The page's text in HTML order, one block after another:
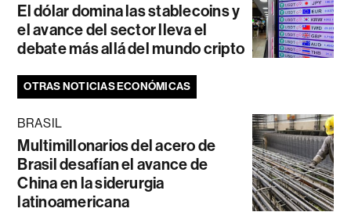
El dólar domina las stablecoins y
el avance del sector lleva el
debate más allá del mundo cripto
OTRAS NOTICIAS ECONÓMICAS
BRASIL
Multimillonarios del acero de
Brasil desafían el avance de
China en la siderurgia
latinoamericana